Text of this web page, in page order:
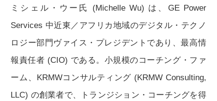
ミシェル・ウー氏 (Michelle Wu) は、GE Power
Services 中近東／アフリカ地域のデジタル・テクノ
ロジー部門ヴァイス・プレジデントであり、最高情
報責任者 (CIO) である。小規模のコーチング・ファ
ーム、KRMWコンサルティング (KRMW Consulting,
LLC) の創業者で、トランジション・コーチングを得